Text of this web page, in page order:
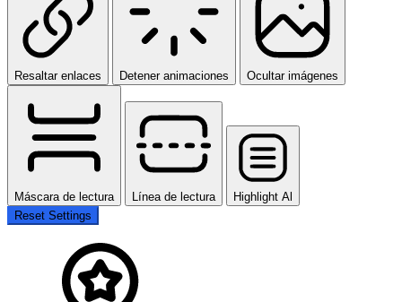
Resaltar enlaces Detener animaciones Ocultar imágenes
Máscara de lectura Línea de lectura
Highlight Al
Reset Settings